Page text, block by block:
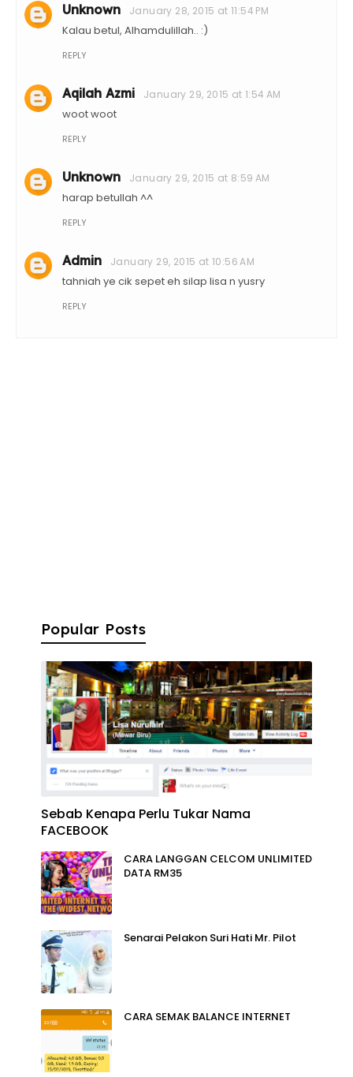
Unknown January 28, 2015 at 11:54 PM
Kalau betul, Alhamdulillah.. :)
REPLY
Aqilah Azmi January 29, 2015 at 1:54 AM
woot woot
REPLY
Unknown January 29, 2015 at 8:59 AM
harap betullah ^^
REPLY
Admin January 29, 2015 at 10:56 AM
tahniah ye cik sepet eh silap lisa n yusry
REPLY
Popular Posts
Sebab Kenapa Perlu Tukar Nama
FACEBOOK
CARA LANGGAN CELCOM UNLIMITED
DATA RM35
Senarai Pelakon Suri Hati Mr. Pilot
CARA SEMAK BALANCE INTERNET